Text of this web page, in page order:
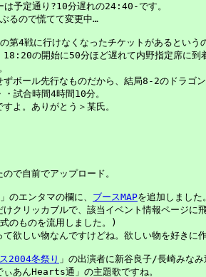
は予定通り?10分遅れの24:40-です。
るので慌てて変更中…
第4戦に行けなくなったチケットがあるという
の開始に50分ほど遅れて内野指定席に到
ボール先行なものだから、結局8-2のドラゴ
試合時間4時間10分。
よ。ありがとう＞某氏。
で自前でアップロード。
」のエンタマの欄に、 ブースMAPを追加しました
クリッカブルで、該当イベント情報ページに
のものを流用しました。)
欲しい物なんですけどね。欲しい物を好きに
2004冬祭り 」の出演者に新谷良子/長崎みなみ
あんHearts通」の主題歌ですね。